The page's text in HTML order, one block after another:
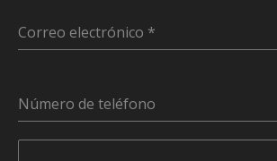
Correo electrónico *
Número de teléfono